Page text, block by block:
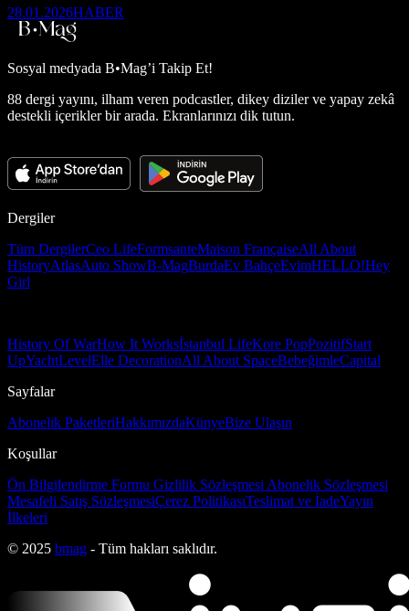
28.01.2026HABER
Sosyal medyada B•Mag’i Takip Et!
88 dergi yayını, ilham veren podcastler, dikey diziler ve yapay zekâ
destekli içerikler bir arada. Ekranlarınızı dik tutun.
Dergiler
Tüm DergilerCeo LifeFormsanteMaison FrançaiseAll About
HistoryAtlasAuto ShowB-MagBurdaEv BahçeEvimHELLO!Hey
Girl
History Of WarHow It Worksİstanbul LifeKore PopPozitifStart
UpYachtLevelElle DecorationAll About SpaceBebeğimleCapital
Sayfalar
Abonelik PaketleriHakkımızdaKünyeBize Ulaşın
Koşullar
Ön Bilgilendirme Formu Gizlilik Sözleşmesi Abonelik Sözleşmesi
Mesafeli Satış SözleşmesiÇerez PolitikasıTeslimat ve İadeYayın
İlkeleri
© 2025 bmag - Tüm hakları saklıdır.